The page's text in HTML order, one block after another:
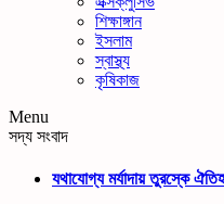
শিক্ষাঙ্গান
ইসলাম
স্বাস্থ্য
কৃষিকাজ
Menu
সদ্য সংবাদ
যথাযোগ্য মর্যাদায় তুরস্কে